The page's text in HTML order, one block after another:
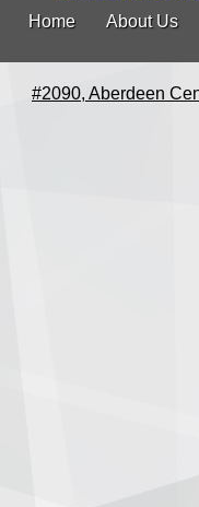
Home About Us
#2090, Aberdeen